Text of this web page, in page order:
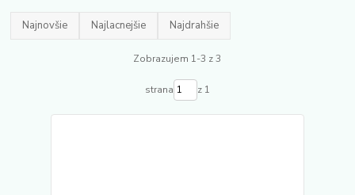
Najnovšie Najlacnejšie Najdrahšie
Zobrazujem 1-3 z 3
strana z 1